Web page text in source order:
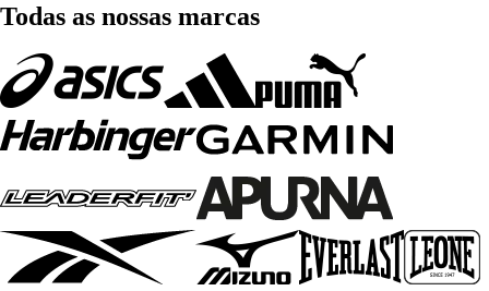
Todas as nossas marcas